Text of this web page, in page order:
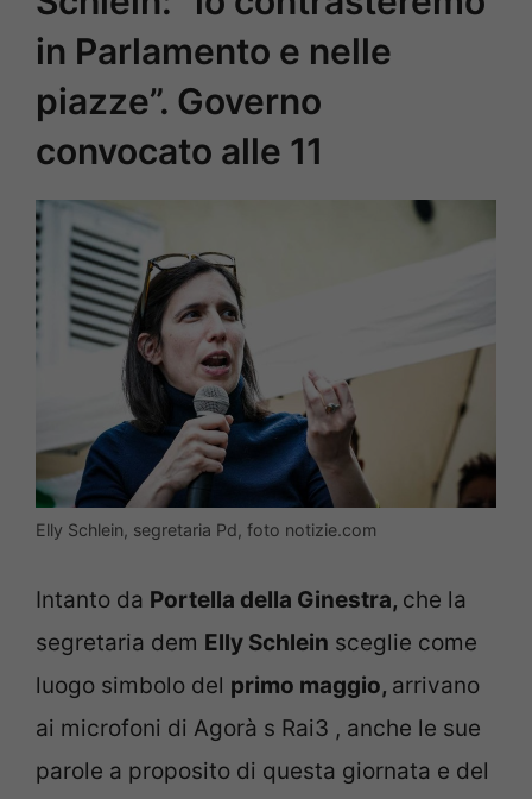
in Parlamento e nelle
piazze”. Governo
convocato alle 11
Elly Schlein, segretaria Pd, foto notizie.com
Intanto da Portella della Ginestra, che la
segretaria dem Elly Schlein sceglie come
luogo simbolo del primo maggio, arrivano
ai microfoni di Agorà s Rai3 , anche le sue
parole a proposito di questa giornata e del